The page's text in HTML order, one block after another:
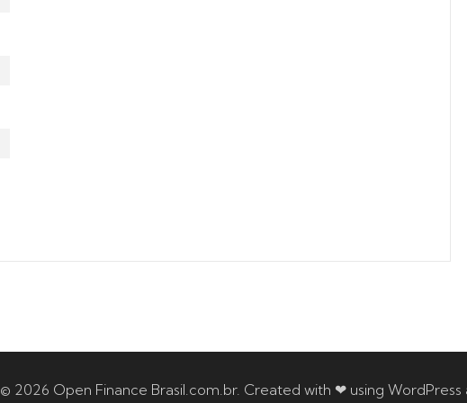
© 2026 Open Finance Brasil.com.br. Created with ❤ using WordPress